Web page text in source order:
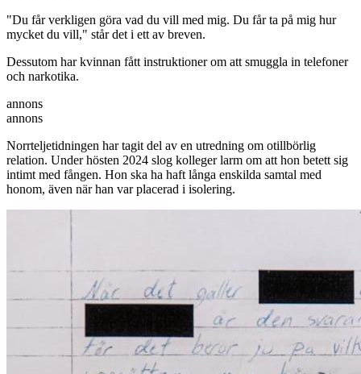
"Du får verkligen göra vad du vill med mig. Du får ta på mig hur
mycket du vill," står det i ett av breven.
Dessutom har kvinnan fått instruktioner om att smuggla in telefoner
och narkotika.
annons
annons
Norrteljetidningen har tagit del av en utredning om otillbörlig
relation. Under hösten 2024 slog kolleger larm om att hon betett sig
intimt med fången. Hon ska ha haft långa enskilda samtal med
honom, även när han var placerad i isolering.